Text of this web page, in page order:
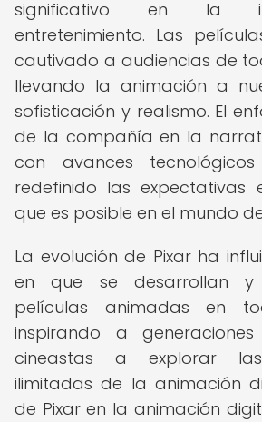
significativo en la
entretenimiento. Las
cautivado a audiencias de
llevando la animación a
sofisticación y realismo. El
de la compañía en la
con avances
redefinido las
que es posible en el mundo
La evolución de Pixar ha
en que se desarrollan y
películas animadas en
inspirando a
cineastas a explorar las
ilimitadas de la animación
de Pixar en la animación